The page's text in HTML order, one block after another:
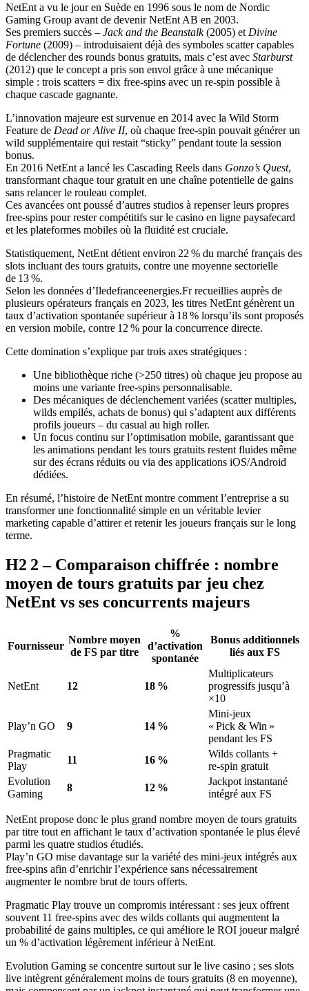
NetEnt a vu le jour en Suède en 1996 sous le nom de Nordic
Gaming Group avant de devenir NetEnt AB en 2003.
Ses premiers succès – Jack and the Beanstalk(2005) et Divine
Fortune (2009) – introduisaient déjà des symboles scatter capables
de déclencher des rounds bonus gratuits, mais c’est avec Starburst
(2012) que le concept a pris son envol grâce à une mécanique
simple : trois scatters = dix free‑spins avec un re‑spin possible à
chaque cascade gagnante.
L’innovation majeure est survenue en 2014 avec la Wild Storm
Feature de Dead or Alive II, où chaque free‑spin pouvait générer un
wild supplémentaire qui restait “sticky” pendant toute la session
bonus.
En 2016 NetEnt a lancé les Cascading Reels dans Gonzo’s Quest,
transformant chaque tour gratuit en une chaîne potentielle de gains
sans relancer le rouleau complet.
Ces avancées ont poussé d’autres studios à repenser leurs propres
free‑spins pour rester compétitifs sur le casino en ligne paysafecard
et les plateformes mobiles où la fluidité est cruciale.
Statistiquement, NetEnt détient environ 22 % du marché français des
slots incluant des tours gratuits, contre une moyenne sectorielle
de 13 %.
Selon les données d’Iledefranceenergies.Fr recueillies auprès de
plusieurs opérateurs français en 2023, les titres NetEnt génèrent un
taux d’activation spontanée supérieur à 18 % lorsqu’ils sont proposés
en version mobile, contre 12 % pour la concurrence directe.
Cette domination s’explique par trois axes stratégiques :
Une bibliothèque riche (>250 titres) où chaque jeu propose au
moins une variante free‑spins personnalisable.
Des mécaniques de déclenchement variées (scatter multiples,
wilds empilés, achats de bonus) qui s’adaptent aux différents
profils joueurs – du casual au high roller.
Un focus continu sur l’optimisation mobile, garantissant que
les animations pendant les tours gratuits restent fluides même
sur des écrans réduits ou via des applications iOS/Android
dédiées.
En résumé, l’histoire de NetEnt montre comment l’entreprise a su
transformer une fonctionnalité simple en un véritable levier
marketing capable d’attirer et retenir les joueurs français sur le long
terme.
H2 2 – Comparaison chiffrée : nombre
moyen de tours gratuits par jeu chez
NetEnt vs ses concurrents majeurs
Fournisseur
Nombre moyen
de FS par titre
%
d’activation
spontanée
Bonus additionnels
liés aux FS
NetEnt 12 18 %
Multiplicateurs
progressifs jusqu’à
×10
Play’n GO 9 14 %
Mini‑jeux
« Pick & Win »
pendant les FS
Pragmatic
Play
11 16 %
Wilds collants +
re‑spin gratuit
Evolution
Gaming
8 12 %
Jackpot instantané
intégré aux FS
NetEnt propose donc le plus grand nombre moyen de tours gratuits
par titre tout en affichant le taux d’activation spontanée le plus élevé
parmi les quatre studios étudiés.
Play’n GO mise davantage sur la variété des mini‑jeux intégrés aux
free‑spins afin d’enrichir l’expérience sans nécessairement
augmenter le nombre brut de tours offerts.
Pragmatic Play trouve un compromis intéressant : ses jeux offrent
souvent 11 free‑spins avec des wilds collants qui augmentent la
probabilité de gains multiples, ce qui améliore le ROI joueur malgré
un % d’activation légèrement inférieur à NetEnt.
Evolution Gaming se concentre surtout sur le live casino ; ses slots
live intègrent généralement moins de tours gratuits (8 en moyenne),